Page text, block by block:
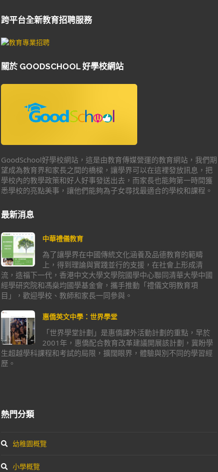
跨平台全新教育招聘服務
關於 GOODSCHOOL 好學校網站
GoodSchool好學校網站，這是由教育傳媒營運的教育網站，我們期
望成為教育界和家長之間的橋樑，讓學界可以在這裡發放訊息，把
學校內的教學政策和好人好事發送出去，而家長也能夠第一時間獲
悉學校的亮點美事，讓他們能夠為子女尋找最適合的學校和課程。
最新消息
中華禮儀教育
為了讓學界在中國傳統文化涵養及品德教育的範疇
上，得到理論與實踐並行的支援，在社會上形成清
流，造福下一代，香港中文大學文學院國學中心聯同清華大學中國
經學研究院和馮燊均國學基金會，攜手推動「禮儀文明教育項
目」，歡迎學校、教師和家長一同參與。
惠僑英文中學：世界學堂
「世界學堂計劃」是惠僑課外活動計劃的重點，早於
2001年，惠僑配合教育改革建議開展該計劃，冀盼學
生超越學科課程和考試的局限，擴闊眼界，體驗與別不同的學習經
歷。
熱門分類
幼稚園概覽
小學概覽